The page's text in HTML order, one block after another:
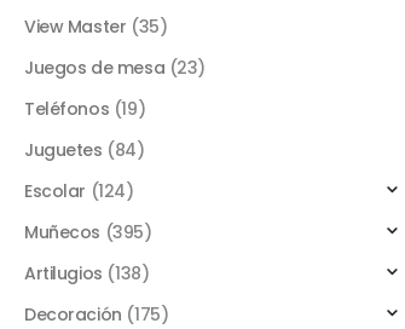
View Master (35)
Juegos de mesa (23)
Teléfonos (19)
Juguetes (84)
Escolar (124)
Muñecos (395)
Artilugios (138)
Decoración (175)